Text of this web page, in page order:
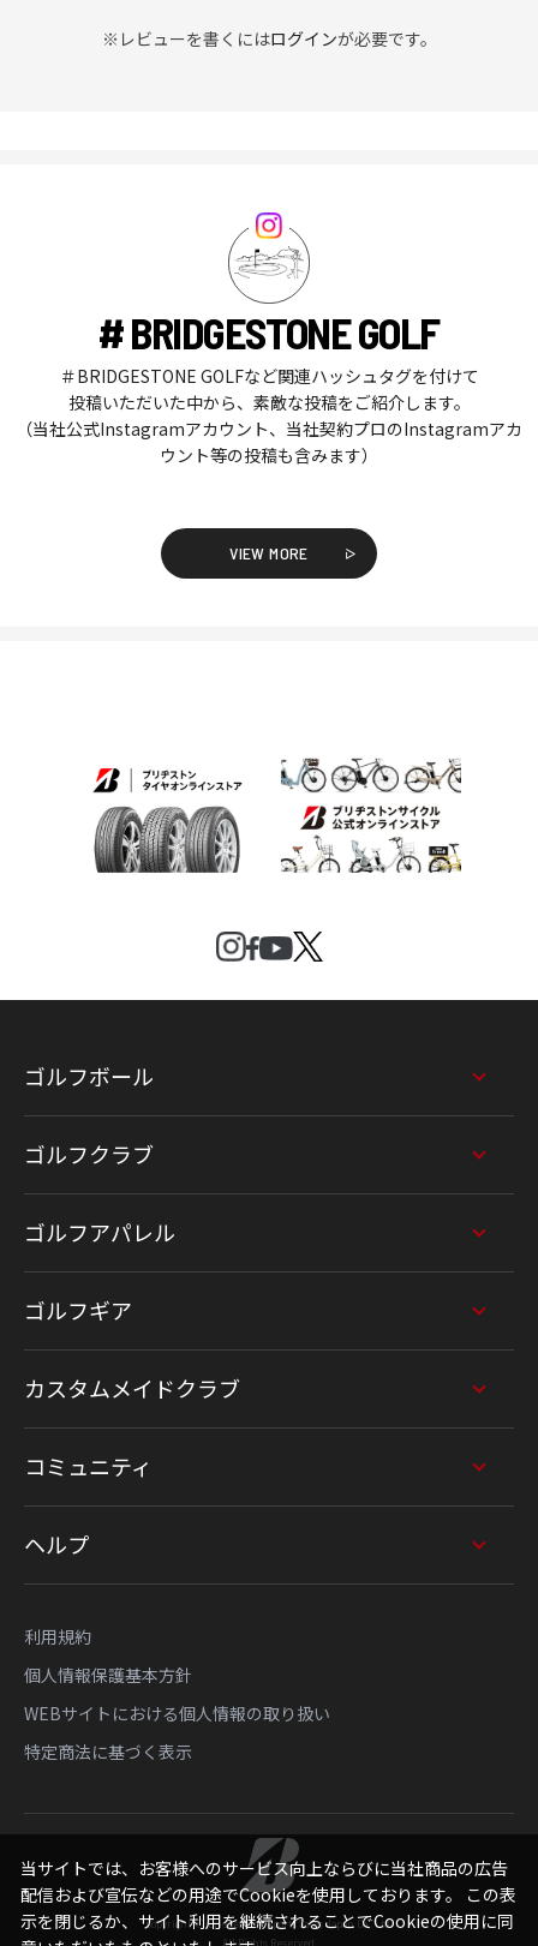
※レビューを書くにはログインが必要です。
# BRIDGESTONE GOLF
＃BRIDGESTONE GOLFなど関連ハッシュタグを付けて
投稿いただいた中から、素敵な投稿をご紹介します。
（当社公式Instagramアカウント、当社契約プロのInstagramアカ
ウント等の投稿も含みます）
VIEW MORE
ゴルフボール
ゴルフクラブ
ゴルフアパレル
ゴルフギア
カスタムメイドクラブ
コミュニティ
ヘルプ
利用規約
個人情報保護基本方針
WEBサイトにおける個人情報の取り扱い
特定商法に基づく表示
Copyright © Bridgestone Sports Sales Japan Co., Ltd.
All Rights Reserved.
当サイトでは、お客様へのサービス向上ならびに当社商品の広告
配信および宣伝などの用途でCookieを使用しております。 この表
示を閉じるか、サイト利用を継続されることでCookieの使用に同